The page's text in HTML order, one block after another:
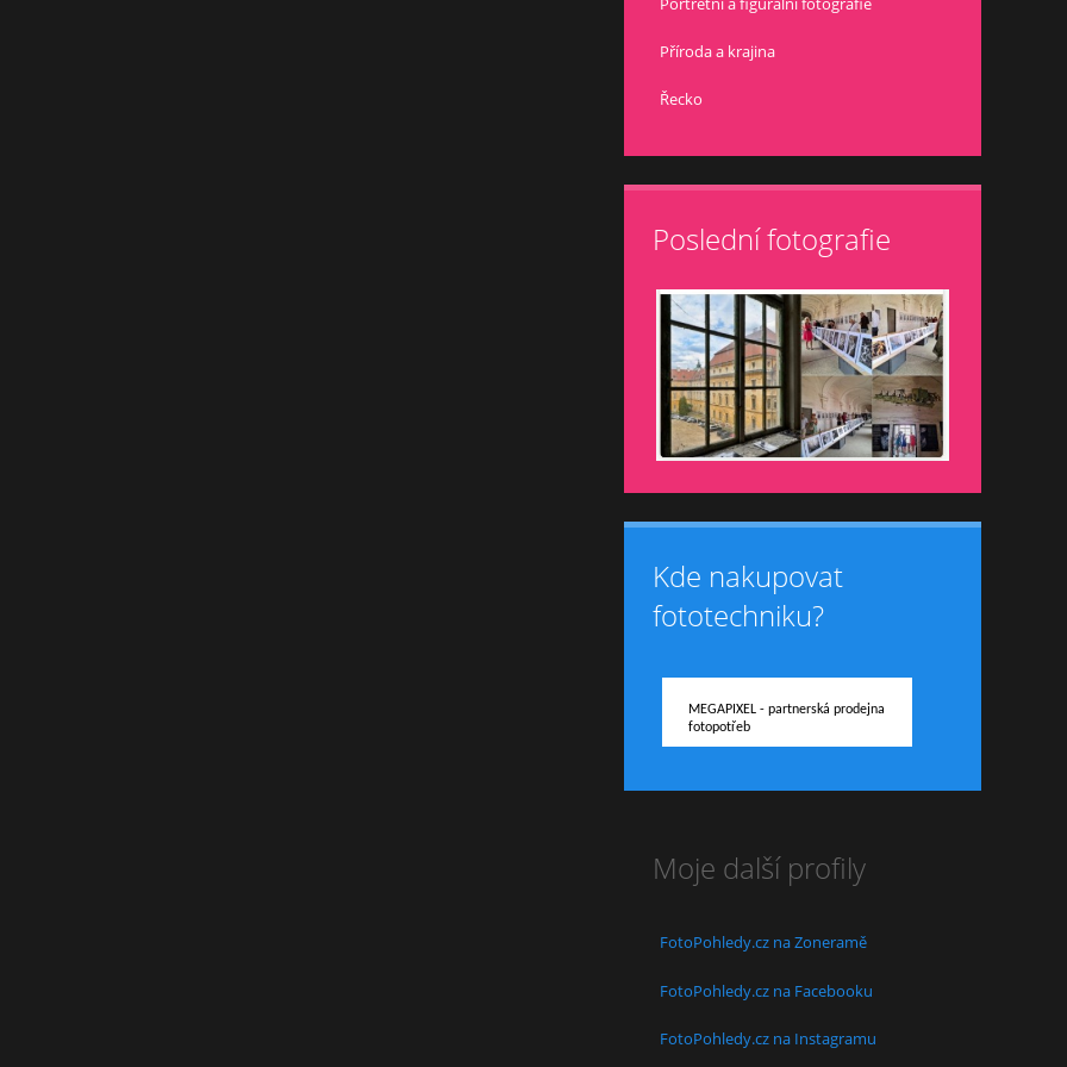
Příroda a krajina
Řecko
Poslední fotografie
Kde nakupovat
fototechniku?
MEGAPIXEL - partnerská prodejna
fotopotřeb
Moje další profily
FotoPohledy.cz na Zoneramě
FotoPohledy.cz na Facebooku
FotoPohledy.cz na Instagramu